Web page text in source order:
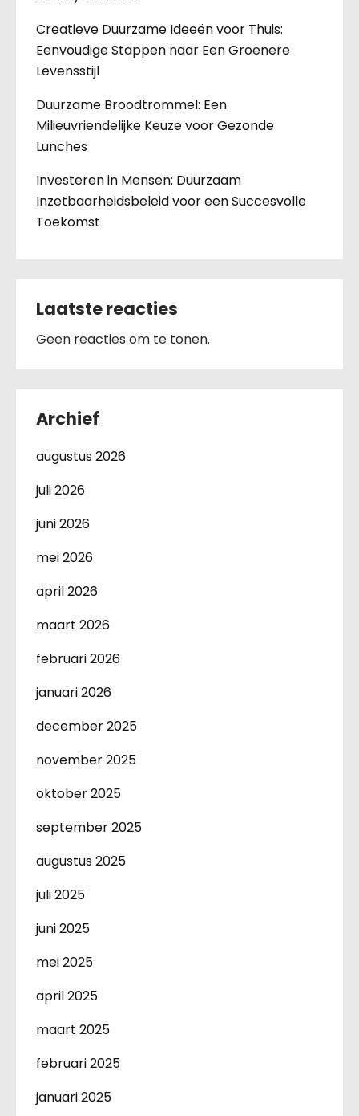
Creatieve Duurzame Ideeën voor Thuis:
Eenvoudige Stappen naar Een Groenere
Levensstijl
Duurzame Broodtrommel: Een
Milieuvriendelijke Keuze voor Gezonde
Lunches
Investeren in Mensen: Duurzaam
Inzetbaarheidsbeleid voor een Succesvolle
Toekomst
Laatste reacties
Geen reacties om te tonen.
Archief
augustus 2026
juli 2026
juni 2026
mei 2026
april 2026
maart 2026
februari 2026
januari 2026
december 2025
november 2025
oktober 2025
september 2025
augustus 2025
juli 2025
juni 2025
mei 2025
april 2025
maart 2025
februari 2025
januari 2025